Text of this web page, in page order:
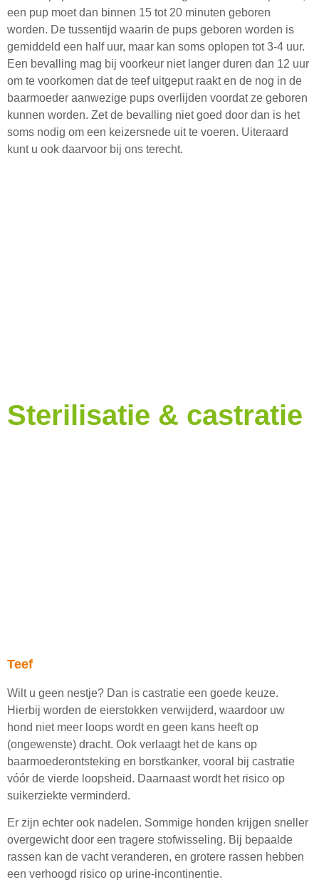
een pup moet dan binnen 15 tot 20 minuten geboren
worden. De tussentijd waarin de pups geboren worden is
gemiddeld een half uur, maar kan soms oplopen tot 3-4 uur.
Een bevalling mag bij voorkeur niet langer duren dan 12 uur
om te voorkomen dat de teef uitgeput raakt en de nog in de
baarmoeder aanwezige pups overlijden voordat ze geboren
kunnen worden. Zet de bevalling niet goed door dan is het
soms nodig om een keizersnede uit te voeren. Uiteraard
kunt u ook daarvoor bij ons terecht.
Sterilisatie & castratie
Teef
Wilt u geen nestje? Dan is castratie een goede keuze.
Hierbij worden de eierstokken verwijderd, waardoor uw
hond niet meer loops wordt en geen kans heeft op
(ongewenste) dracht. Ook verlaagt het de kans op
baarmoederontsteking en borstkanker, vooral bij castratie
vóór de vierde loopsheid. Daarnaast wordt het risico op
suikerziekte verminderd.
Er zijn echter ook nadelen. Sommige honden krijgen sneller
overgewicht door een tragere stofwisseling. Bij bepaalde
rassen kan de vacht veranderen, en grotere rassen hebben
een verhoogd risico op urine-incontinentie.